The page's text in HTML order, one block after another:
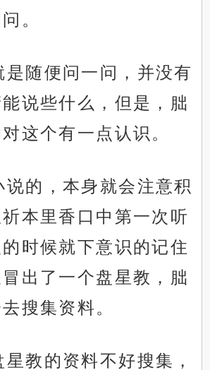
。
是随便问一问，并没有
说些什么，但是，朏
这个有一点认识。
说的，本身就会注意积
本里香口中第一次听
时候就下意识的记住
出了一个盘星教，朏
搜集资料。
教的资料不好搜集，